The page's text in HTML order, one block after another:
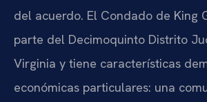
del acuerdo. El Condado de King
parte del Decimoquinto Distrito
Virginia y tiene características
económicas particulares: una